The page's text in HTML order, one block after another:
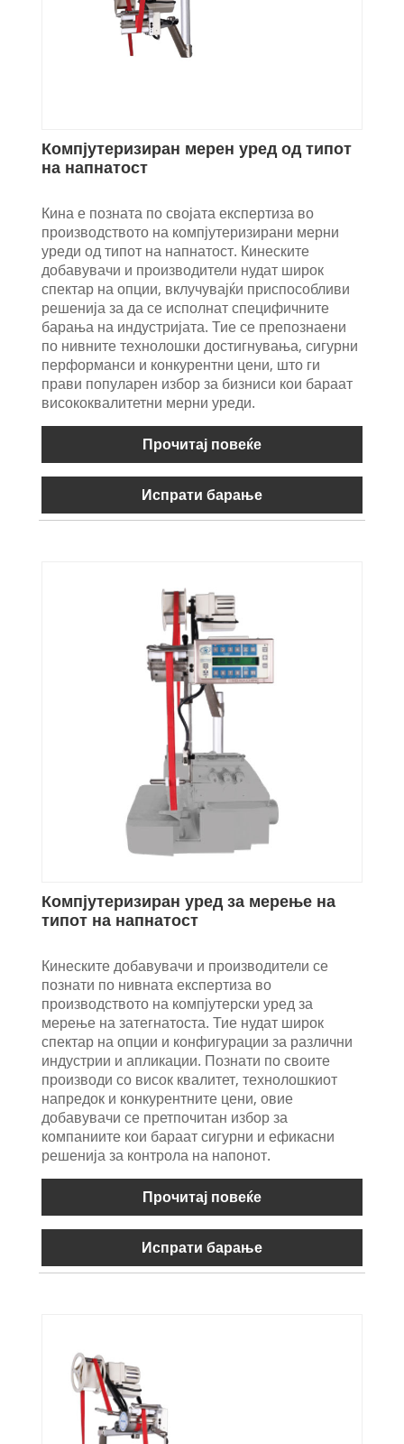
Компјутеризиран мерен уред од типот
на напнатост
Кина е позната по својата експертиза во
производството на компјутеризирани мерни
уреди од типот на напнатост. Кинеските
добавувачи и производители нудат широк
спектар на опции, вклучувајќи приспособливи
решенија за да се исполнат специфичните
барања на индустријата. Тие се препознаени
по нивните технолошки достигнувања, сигурни
перформанси и конкурентни цени, што ги
прави популарен избор за бизниси кои бараат
висококвалитетни мерни уреди.
Прочитај повеќе
Испрати барање
Компјутеризиран уред за мерење на
типот на напнатост
Кинеските добавувачи и производители се
познати по нивната експертиза во
производството на компјутерски уред за
мерење на затегнатоста. Тие нудат широк
спектар на опции и конфигурации за различни
индустрии и апликации. Познати по своите
производи со висок квалитет, технолошкиот
напредок и конкурентните цени, овие
добавувачи се претпочитан избор за
компаниите кои бараат сигурни и ефикасни
решенија за контрола на напонот.
Прочитај повеќе
Испрати барање